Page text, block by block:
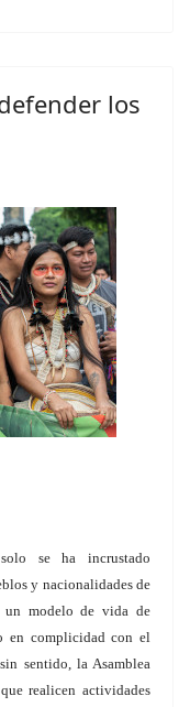
los
se ha incrustado
y nacionalidades de
un modelo de vida de
en complicidad con el
sentido, la Asamblea
realicen actividades